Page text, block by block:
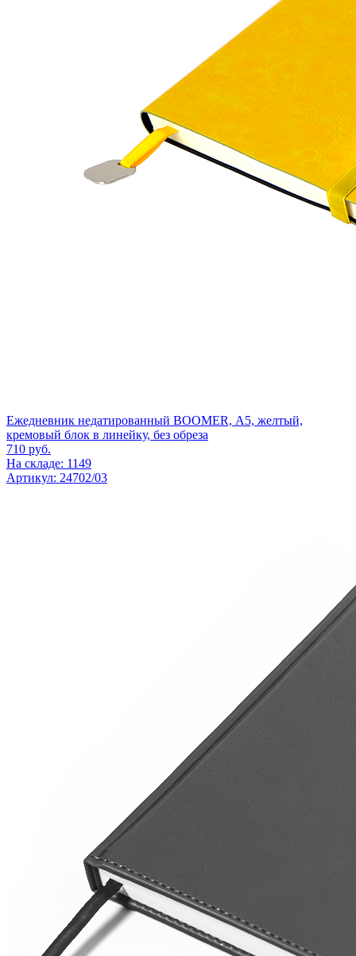
Ежедневник недатированный BOOMER, А5, желтый,
кремовый блок в линейку, без обреза
710 руб.
На складе: 1149
Артикул: 24702/03